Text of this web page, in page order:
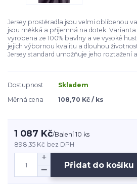
Jersey prostěradla jsou velmi oblíbenou
jsou měkká a příjemná na dotek. Varianta
vyrobena ze 100% bavlny a ve vysoké
jejich výbornou kvalitu a dlouhou
Jersey standard umožňuje jeho roztažení
Dostupnost
Skladem
Měrná cena
108,70 Kč / ks
1 087 Kč/Balení 10 ks
898,35 Kč bez DPH
Přidat do košíku